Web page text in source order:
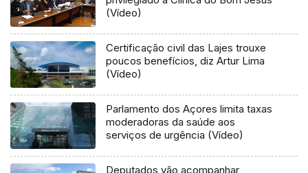
(Vídeo)
Certificação civil das Lajes trouxe
poucos benefícios, diz Artur Lima
(Vídeo)
Parlamento dos Açores limita taxas
moderadoras da saúde aos
serviços de urgência (Vídeo)
Deputados vão acompanhar